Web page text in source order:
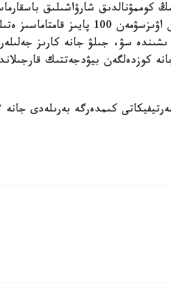
كوممۋنالدىق شارۋاشىلىق
تۇرعىندارى ورتالىقتاندىرىلعان
سۋ، جىلۋ جانە كارىز
كوزدەلگەن بيۋدجەتتىك
كىمدەرگە بەرىلەدى